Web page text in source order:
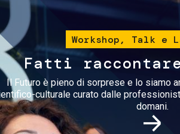
Workshop, Talk e
Fatti
Il Futuro è pieno di sorprese e lo siamo
culturale curato dalle
domani.